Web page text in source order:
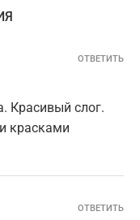
Красивый слог.
красками
ОТВЕТИТЬ
ОТВЕТИТЬ